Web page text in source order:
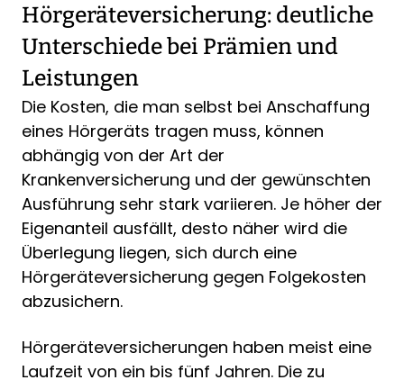
Hörgeräteversicherung: deutliche
Unterschiede bei Prämien und
Leistungen
Die Kosten, die man selbst bei Anschaffung
eines Hörgeräts tragen muss, können
abhängig von der Art der
Krankenversicherung und der gewünschten
Ausführung sehr stark variieren. Je höher der
Eigenanteil ausfällt, desto näher wird die
Überlegung liegen, sich durch eine
Hörgeräteversicherung gegen Folgekosten
abzusichern.
Hörgeräteversicherungen haben meist eine
Laufzeit von ein bis fünf Jahren. Die zu